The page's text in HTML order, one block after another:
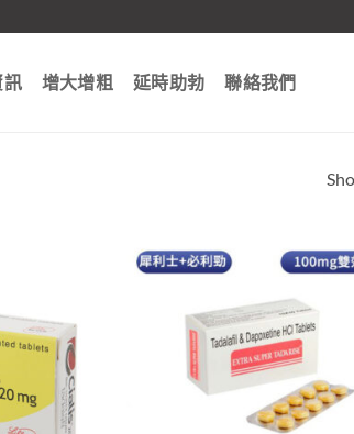
訊 增大增粗 延時助勃 聯絡我們